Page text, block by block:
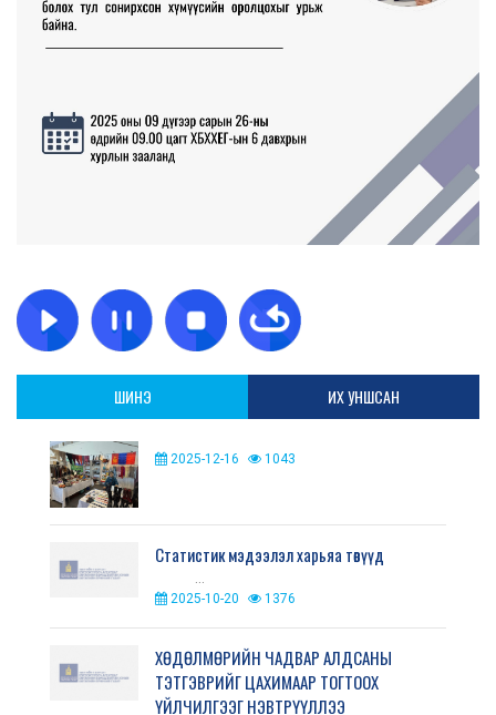
ШИНЭ ИХ УНШСАН
2025-12-16 1043
Статистик мэдээлэл харьяа төвүүд
...
2025-10-20 1376
ХӨДӨЛМӨРИЙН ЧАДВАР АЛДСАНЫ
ТЭТГЭВРИЙГ ЦАХИМААР ТОГТООХ
ҮЙЛЧИЛГЭЭГ НЭВТРҮҮЛЛЭЭ